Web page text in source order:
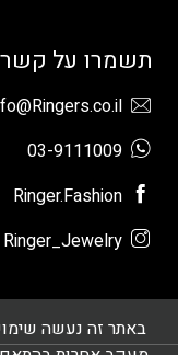
תשמרו על קשר
03-9111009
Ringer.Fashion
Ringer_Jewelry